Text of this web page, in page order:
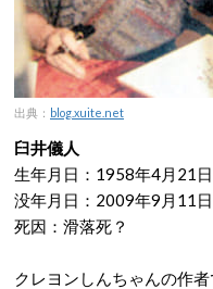
出典： blog.xuite.net
臼井儀人
生年月日：1958年4月21日
没年月日：2009年9月11日
死因：滑落死？
クレヨンしんちゃんの作